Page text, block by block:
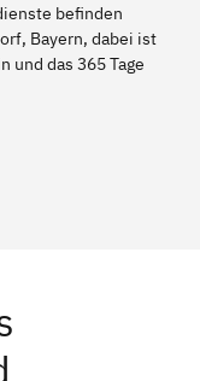
befinden
Bayern, dabei ist
und das 365 Tage